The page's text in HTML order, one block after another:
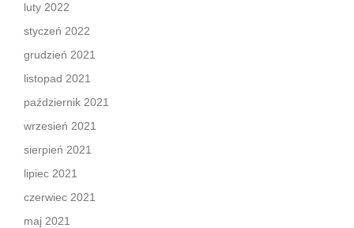
luty 2022
styczeń 2022
grudzień 2021
listopad 2021
październik 2021
wrzesień 2021
sierpień 2021
lipiec 2021
czerwiec 2021
maj 2021